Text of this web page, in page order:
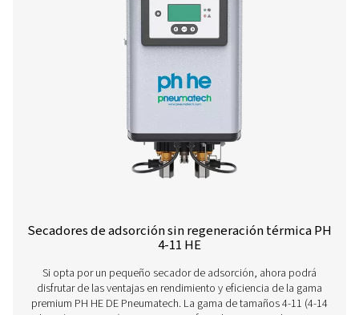
PH 760 HE
PH 1020 HE
PH 1330 HE
PH 2670 HE 4536